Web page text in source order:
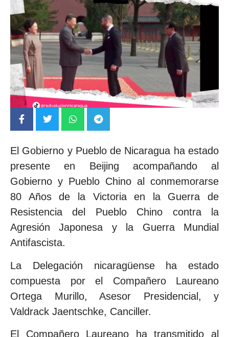
El Gobierno y Pueblo de Nicaragua ha estado
presente en Beijing acompañando al
Gobierno y Pueblo Chino al conmemorarse
80 Años de la Victoria en la Guerra de
Resistencia del Pueblo Chino contra la
Agresión Japonesa y la Guerra Mundial
Antifascista.
La Delegación nicaragüense ha estado
compuesta por el Compañero Laureano
Ortega Murillo, Asesor Presidencial, y
Valdrack Jaentschke, Canciller.
El Compañero Laureano ha transmitido al